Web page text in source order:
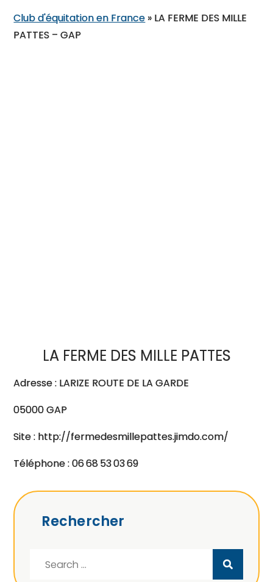
Club d'équitation en France » LA FERME DES MILLE
PATTES – GAP
LA FERME DES MILLE PATTES
Adresse : LARIZE ROUTE DE LA GARDE
05000 GAP
Site : http://fermedesmillepattes.jimdo.com/
Téléphone : 06 68 53 03 69
Rechercher